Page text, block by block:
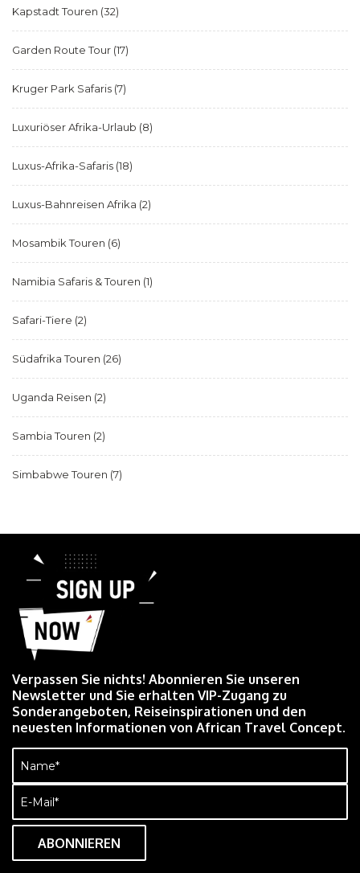
Kapstadt Touren (32)
Garden Route Tour (17)
Kruger Park Safaris (7)
Luxuriöser Afrika-Urlaub (8)
Luxus-Afrika-Safaris (18)
Luxus-Bahnreisen Afrika (2)
Mosambik Touren (6)
Namibia Safaris & Touren (1)
Safari-Tiere (2)
Südafrika Touren (26)
Uganda Reisen (2)
Sambia Touren (2)
Simbabwe Touren (7)
Verpassen Sie nichts! Abonnieren Sie unseren
Newsletter und Sie erhalten VIP-Zugang zu
Sonderangeboten, Reiseinspirationen und den
neuesten Informationen von African Travel Concept.
Name
(erforderlich)
E-
Mail
(erforderlich)